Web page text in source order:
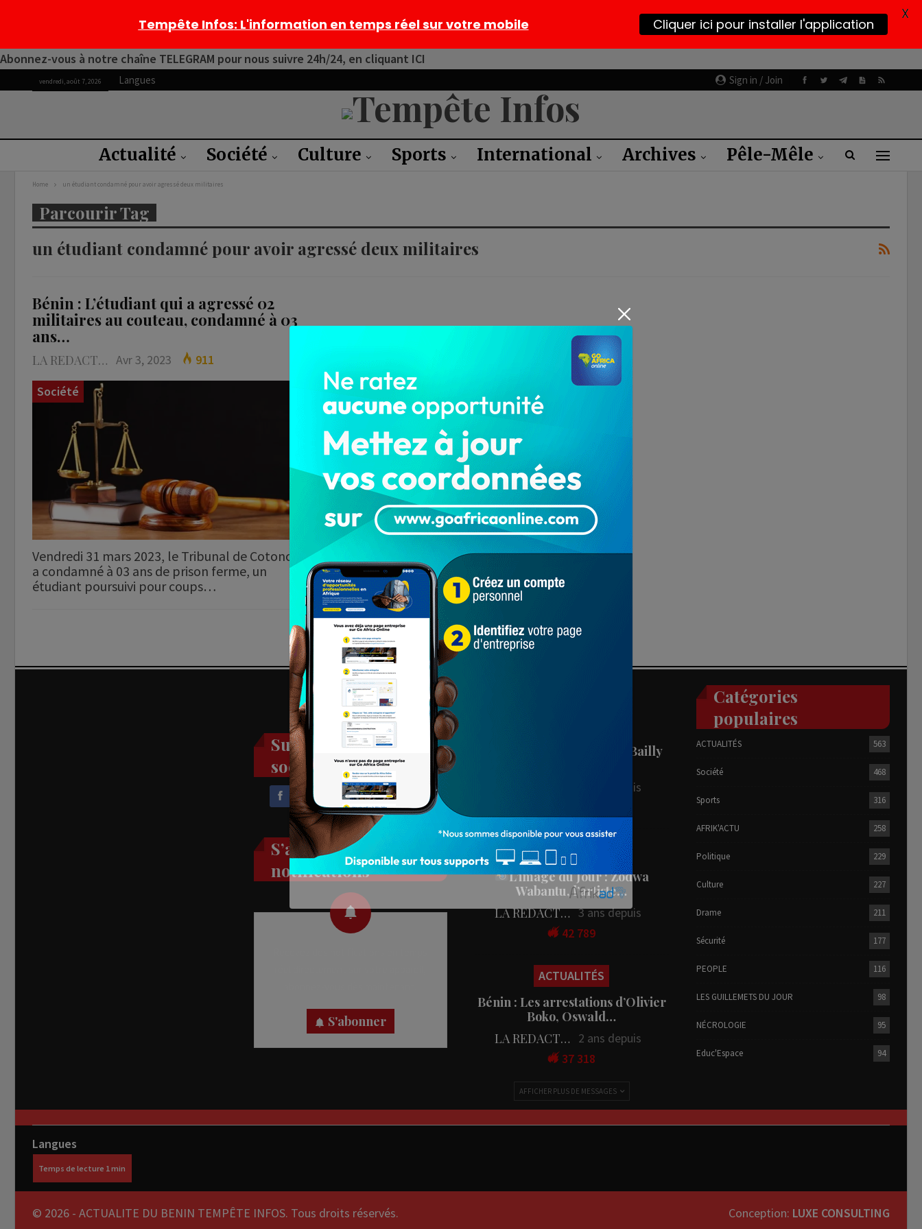
Abonnez-vous à notre chaîne TELEGRAM pour nous suivre 24h/24, en cliquant ICI
Sign in / Join
vendredi, août 7, 2026 Langues
Actualité Société Culture Sports International Archives Pêle-Mêle
Home un étudiant condamné pour avoir agressé deux militaires
Parcourir Tag
un étudiant condamné pour avoir agressé deux militaires
Bénin : L’étudiant qui a agressé 02
militaires au couteau, condamné à 03
ans…
LA REDACTION Avr 3, 2023
911
Société
Vendredi 31 mars 2023, le Tribunal de Cotonou
a condamné à 03 ans de prison ferme, un
étudiant poursuivi pour coups…
Suivez nos réseaux
sociaux
S’abonner aux
notifications
S'abonner
People : L’artiste Blanche Bailly
4 ans depuis
L'IMAGE DU JOUR
L’image du Jour : Zodwa
Wabantu, l’artiste…
LA REDACTION 3 ans depuis
42 789
ACTUALITÉS
Bénin : Les arrestations d’Olivier
Boko, Oswald…
LA REDACTION
2 ans depuis
37 318
AFFICHER PLUS DE MESSAGES
Catégories
populaires
ACTUALITÉS 563
Société 468
Sports 316
AFRIK'ACTU 258
Politique 229
Culture 227
Drame 211
Sécurité 177
PEOPLE 116
LES GUILLEMETS DU JOUR 98
NÉCROLOGIE 95
Educ'Espace 94
Langues
© 2026 - ACTUALITE DU BENIN TEMPÊTE INFOS. Tous droits réservés. Conception: LUXE CONSULTING
Tempête Infos: L'information en temps réel sur votre mobile Cliquer ici pour installer l'application
X